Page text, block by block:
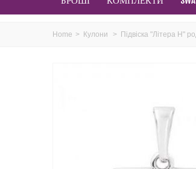
Home > Кулони > Підвіска "Літера H"